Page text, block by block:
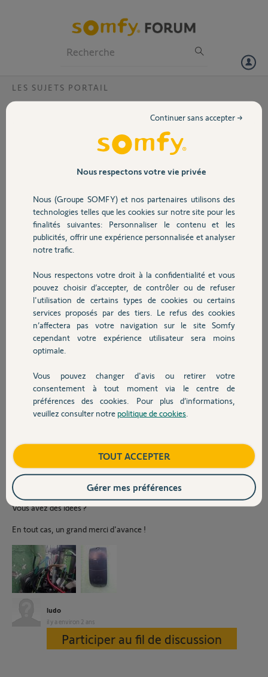
Volet
Sécurité
Domotique
Chauffage
Autres produits
Devis avec un pro
Contact
LES SUJETS PORTAIL
Comment connecter des cellules ?
Bonjour à toutes et à
tous,
on est passé d'une
[SOMFY-Platine-
ancienne-
branchements-2.jpeg]
[SOMFY-Platine-nouvelle-branchements-6.jpeg]
Comme cela se voit sur ces deux clichés :
sur l'ancienne platine, il y avait une "association de trois fils
électriques bleus" qui étaient connectés à la cosse 3 ; sur la nouvelle
platine ces trois fils ne sont pas connectés.
de même, un fil marron était sur la cosse 4 de l'ancienne platine ; il
sur l'ancienne platine, il y avait l'association de deux fils marrons sur
la cosse 7 ; c'est exactement la même chose sur la nouvelle.
Le problème : désormais, les cellules [SOMFY-Platine-Cellules.jpeg]
Je dispose bien des deux brochures (pour l'ancienne : SOMFY-
Notice_sga2000_5000_6000.pdf) (pour la nouvelle : Somfy-
5129015a000sga_sav_elec.pdf), mais on a pas vraiment de moyen
de trouver la bonne solution.
Vous avez des idées ?
En tout cas, un grand merci d'avance !
ludo
il y a environ 2 ans
Participer au fil de discussion
Nous respectons votre vie privée
Nous (Groupe SOMFY) et nos partenaires utilisons des
technologies telles que les cookies sur notre site pour les
finalités suivantes: Personnaliser le contenu et les
publicités, offrir une expérience personnalisée et analyser
notre trafic.
Nous respectons votre droit à la confidentialité et vous
pouvez choisir d’accepter, de contrôler ou de refuser
l'utilisation de certains types de cookies ou certains
services proposés par des tiers. Le refus des cookies
n’affectera pas votre navigation sur le site Somfy
cependant votre expérience utilisateur sera moins
optimale.
Vous pouvez changer d'avis ou retirer votre
consentement à tout moment via le centre de
préférences des cookies. Pour plus d’informations,
veuillez consulter notre politique de cookies
Continuer sans accepter →
TOUT ACCEPTER
Gérer mes préférences